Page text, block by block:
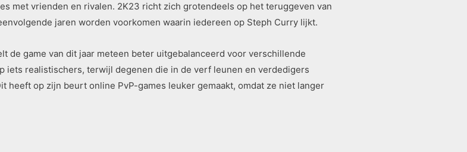
met vrienden en rivalen. 2K23 richt zich grotendeels op het teruggeven van
jaren worden voorkomen waarin iedereen op Steph Curry lijkt.
de game van dit jaar meteen beter uitgebalanceerd voor verschillende
realistischers, terwijl degenen die in de verf leunen en verdedigers
heeft op zijn beurt online PvP-games leuker gemaakt, omdat ze niet langer